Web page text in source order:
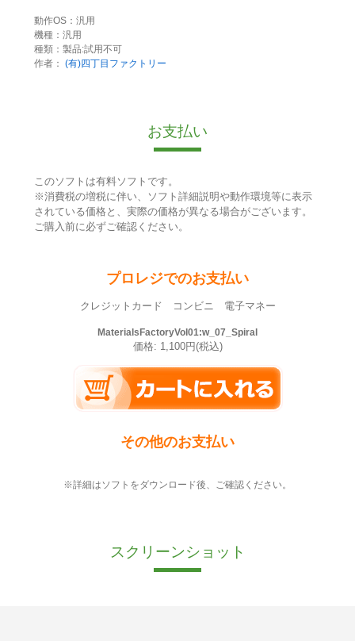
動作OS：汎用
機種：汎用
種類：製品:試用不可
作者： (有)四丁目ファクトリー
お支払い
このソフトは有料ソフトです。
※消費税の増税に伴い、ソフト詳細説明や動作環境等に表示
されている価格と、実際の価格が異なる場合がございます。
ご購入前に必ずご確認ください。
プロレジでのお支払い
クレジットカード コンビニ 電子マネー
MaterialsFactoryVol01:w_07_Spiral
価格: 1,100円(税込)
その他のお支払い
※詳細はソフトをダウンロード後、ご確認ください。
スクリーンショット